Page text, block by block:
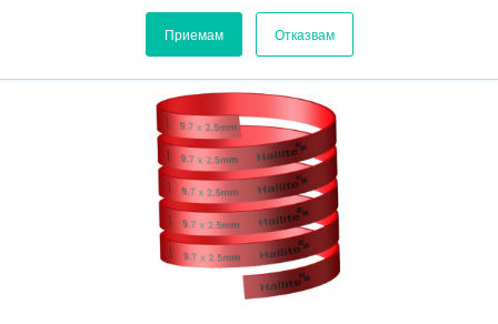
Приемам Отказвам